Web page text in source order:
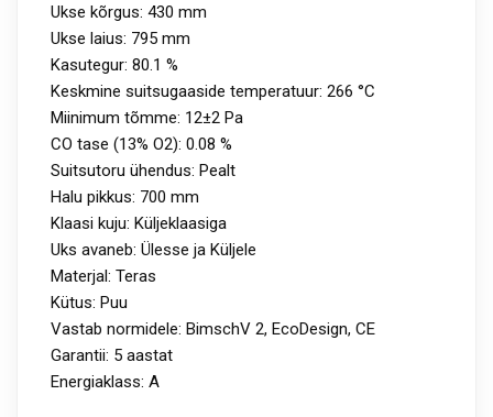
Ukse kõrgus: 430 mm
Ukse laius: 795 mm
Kasutegur: 80.1 %
Keskmine suitsugaaside temperatuur: 266 °C
Miinimum tõmme: 12±2 Pa
CO tase (13% O2): 0.08 %
Suitsutoru ühendus: Pealt
Halu pikkus: 700 mm
Klaasi kuju: Küljeklaasiga
Uks avaneb: Ülesse ja Küljele
Materjal: Teras
Kütus: Puu
Vastab normidele: BimschV 2, EcoDesign, CE
Garantii: 5 aastat
Energiaklass: A